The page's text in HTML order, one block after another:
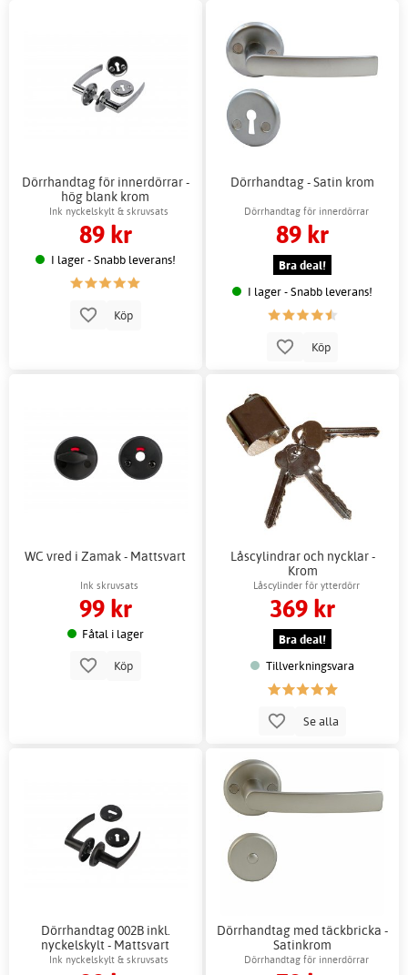
Dörrhandtag för innerdörrar -
hög blank krom
Ink nyckelskylt & skruvsats
89 kr
I lager - Snabb leverans!
Köp
Dörrhandtag - Satin krom
Dörrhandtag för innerdörrar
89 kr
Bra deal!
I lager - Snabb leverans!
Köp
WC vred i Zamak - Mattsvart
Ink skruvsats
99 kr
Fåtal i lager
Köp
Låscylindrar och nycklar -
Krom
Låscylinder för ytterdörr
369 kr
Bra deal!
Tillverkningsvara
Se alla
Dörrhandtag 002B inkl.
nyckelskylt - Mattsvart
Ink nyckelskylt & skruvsats
Dörrhandtag med täckbricka -
Satinkrom
Dörrhandtag för innerdörrar